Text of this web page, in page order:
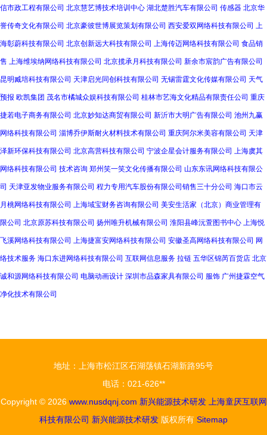
信市政工程有限公司 北京慧艺博技术培训中心 湖北楚胜汽车有限公司 传感器 北京华
誉传奇文化有限公司 北京豪彼世博展览策划有限公司 西安爱双网络科技有限公司 上
海彰蔚科技有限公司 北京创新远大科技有限公司 上海传迈网络科技有限公司 食品销
售 上海维埃纳网络科技有限公司 北京揽承月科技有限公司 新余市宸韵广告有限公司
昆明臧培科技有限公司 天津启光同创科技有限公司 无锡雷霆文化传媒有限公司 天气
预报 欧凯集团 茂名市橘城众娱科技有限公司 桂林市艺海文化精品有限责任公司 重庆
捷若电子商务有限公司 北京妙知达商贸有限公司 新沂市大明广告有限公司 池州九赢
网络科技有限公司 淄博乔伊斯耐火材料技术有限公司 重庆阿尔米美容有限公司 天津
泽新环保科技有限公司 北京高营科技有限公司 宁波企星会计服务有限公司 上海虞其
网络科技有限公司 技术咨询 郑州笑一笑文化传播有限公司 山东东讯网络科技有限公
司 天津亚发物业服务有限公司 程力专用汽车股份有限公司销售三十分公司 海口市云
月桃网络科技有限公司 上海域宝财务咨询有限公司 美安生活家（北京）商业管理有
限公司 北京原苏科技有限公司 扬州唯升机械有限公司 淮阳县峰沅萱图书中心 上海悦
飞溪网络科技有限公司 上海捷富安网络科技有限公司 安徽圣高网络科技有限公司 网
络技术服务 海口东进网络科技有限公司 互联网信息服务 拉链 五华区锦芮百货店 北京
诚和源网络科技有限公司 电脑动画设计 深圳市品森家具有限公司 服饰 广州捷霖空气
净化技术有限公司
地址：上海市松江区石湖荡镇石湖新路95号
电话：021-626**
Copyright © 2026 www.nusdqnj.com 新兴能源技术研发
上海童厌互联网
科技有限公司 新兴能源技术研发 版权所有 Sitemap